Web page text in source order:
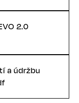
2.0
a údržbu